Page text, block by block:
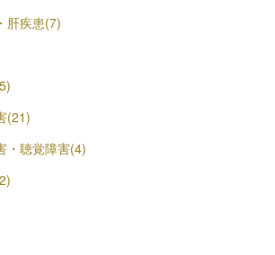
肝疾患(7)
(21)
・聴覚障害(4)